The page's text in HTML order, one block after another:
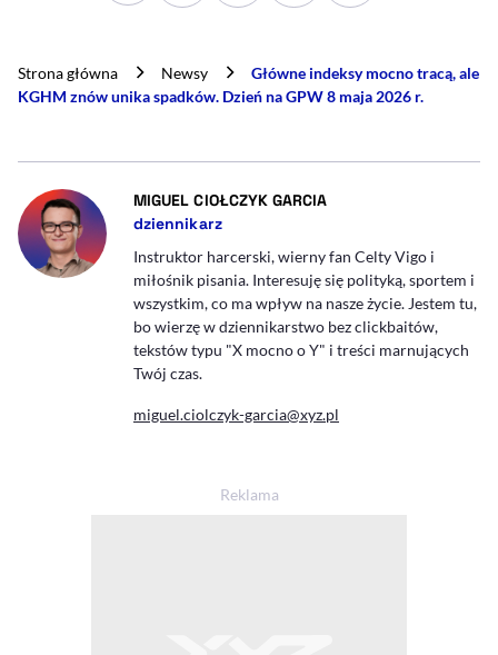
Strona główna Newsy
Główne indeksy mocno tracą, ale
KGHM znów unika spadków. Dzień na GPW 8 maja 2026 r.
MIGUEL CIOŁCZYK GARCIA- AUTOR ARTYKUŁU -
dziennikarz
Instruktor harcerski, wierny fan Celty Vigo i
miłośnik pisania. Interesuję się polityką, sportem i
wszystkim, co ma wpływ na nasze życie. Jestem tu,
bo wierzę w dziennikarstwo bez clickbaitów,
tekstów typu "X mocno o Y" i treści marnujących
Twój czas.
miguel.ciolczyk-garcia@xyz.pl